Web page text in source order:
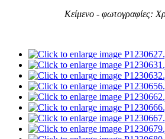
Κείμενο - φωτογραφίες: